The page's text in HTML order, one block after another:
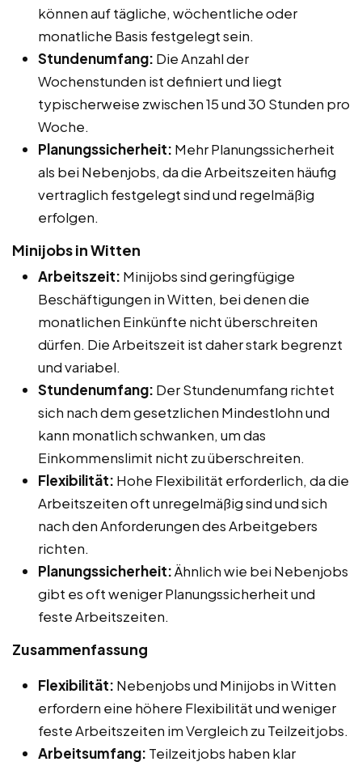
können auf tägliche, wöchentliche oder
monatliche Basis festgelegt sein.
Stundenumfang: Die Anzahl der
Wochenstunden ist definiert und liegt
typischerweise zwischen 15 und 30 Stunden pro
Woche.
Planungssicherheit: Mehr Planungssicherheit
als bei Nebenjobs, da die Arbeitszeiten häufig
vertraglich festgelegt sind und regelmäßig
erfolgen.
Minijobs in Witten
Arbeitszeit: Minijobs sind geringfügige
Beschäftigungen in Witten, bei denen die
monatlichen Einkünfte nicht überschreiten
dürfen. Die Arbeitszeit ist daher stark begrenzt
und variabel.
Stundenumfang: Der Stundenumfang richtet
sich nach dem gesetzlichen Mindestlohn und
kann monatlich schwanken, um das
Einkommenslimit nicht zu überschreiten.
Flexibilität: Hohe Flexibilität erforderlich, da die
Arbeitszeiten oft unregelmäßig sind und sich
nach den Anforderungen des Arbeitgebers
richten.
Planungssicherheit:Ähnlich wie bei Nebenjobs
gibt es oft weniger Planungssicherheit und
feste Arbeitszeiten.
Zusammenfassung
Flexibilität: Nebenjobs und Minijobs in Witten
erfordern eine höhere Flexibilität und weniger
feste Arbeitszeiten im Vergleich zu Teilzeitjobs.
Arbeitsumfang: Teilzeitjobs haben klar